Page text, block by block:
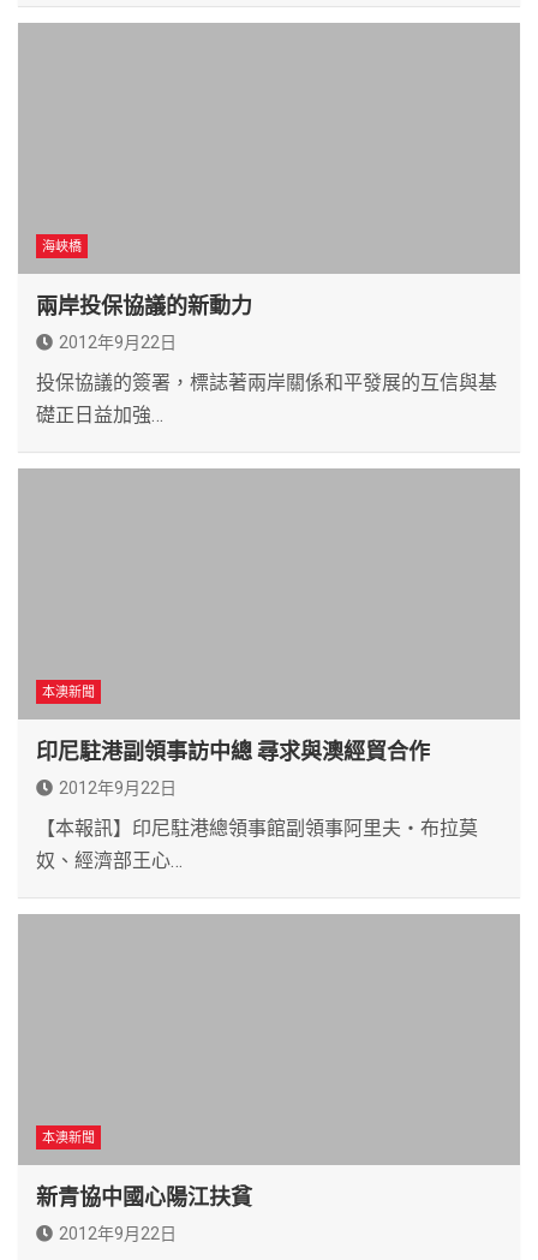
海峽橋
兩岸投保協議的新動力
2012年9月22日
投保協議的簽署，標誌著兩岸關係和平發展的互信與基
礎正日益加強…
本澳新聞
印尼駐港副領事訪中總 尋求與澳經貿合作
2012年9月22日
【本報訊】印尼駐港總領事館副領事阿里夫‧布拉莫
奴、經濟部王心…
本澳新聞
新青協中國心陽江扶貧
2012年9月22日